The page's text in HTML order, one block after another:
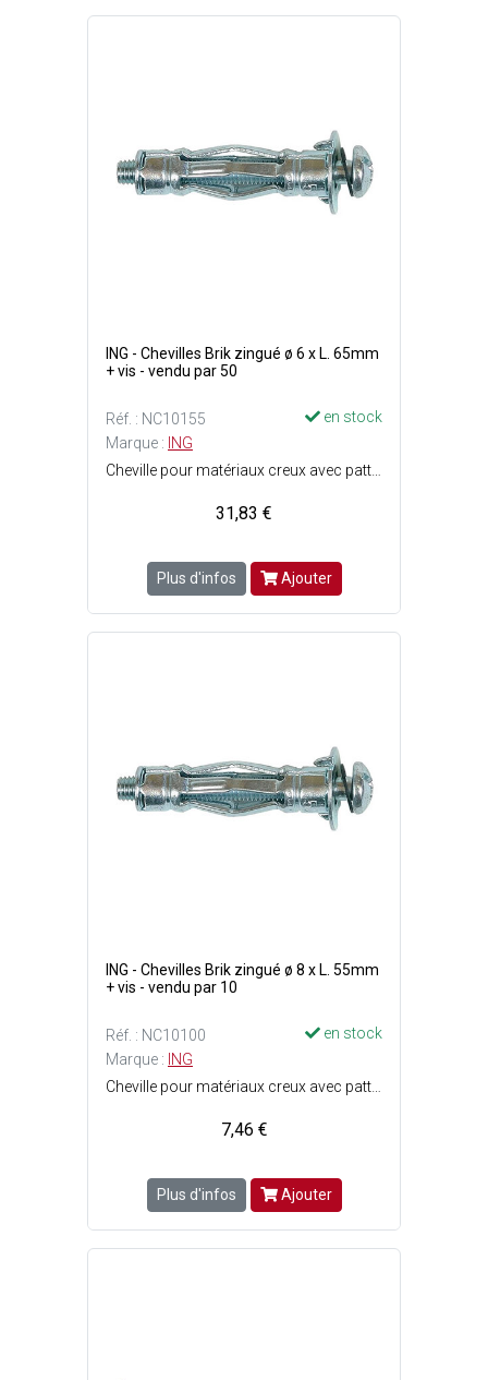
ING - Chevilles Brik zingué ø 6 x L. 65mm
+ vis - vendu par 50
Réf. : NC10155
en stock
Marque : ING
31,83 €
Plus d'infos Ajouter
ING - Chevilles Brik zingué ø 8 x L. 55mm
+ vis - vendu par 10
Réf. : NC10100
en stock
Marque : ING
7,46 €
Plus d'infos Ajouter